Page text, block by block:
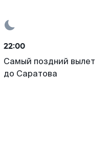
22:00
Самый поздний вылет
до Саратова